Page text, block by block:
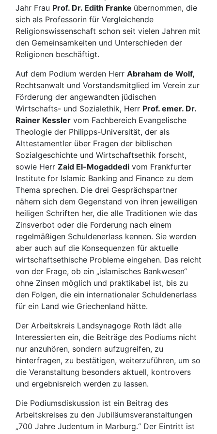
Jahr Frau Prof. Dr. Edith Franke übernommen, die
sich als Professorin für Vergleichende
Religionswissenschaft schon seit vielen Jahren mit
den Gemeinsamkeiten und Unterschieden der
Religionen beschäftigt.
Auf dem Podium werden Herr Abraham de Wolf,
Rechtsanwalt und Vorstandsmitglied im Verein zur
Förderung der angewandten jüdischen
Wirtschafts- und Sozialethik, Herr Prof. emer. Dr.
Rainer Kessler vom Fachbereich Evangelische
Theologie der Philipps-Universität, der als
Alttestamentler über Fragen der biblischen
Sozialgeschichte und Wirtschaftsethik forscht,
sowie Herr Zaid El-Mogaddedi vom Frankfurter
Institute for Islamic Banking and Finance zu dem
Thema sprechen. Die drei Gesprächspartner
nähern sich dem Gegenstand von ihren jeweiligen
heiligen Schriften her, die alle Traditionen wie das
Zinsverbot oder die Forderung nach einem
regelmäßigen Schuldenerlass kennen. Sie werden
aber auch auf die Konsequenzen für aktuelle
wirtschaftsethische Probleme eingehen. Das reicht
von der Frage, ob ein „islamisches Bankwesen“
ohne Zinsen möglich und praktikabel ist, bis zu
den Folgen, die ein internationaler Schuldenerlass
für ein Land wie Griechenland hätte.
Der Arbeitskreis Landsynagoge Roth lädt alle
Interessierten ein, die Beiträge des Podiums nicht
nur anzuhören, sondern aufzugreifen, zu
hinterfragen, zu bestätigen, weiterzuführen, um so
die Veranstaltung besonders aktuell, kontrovers
und ergebnisreich werden zu lassen.
Die Podiumsdiskussion ist ein Beitrag des
Arbeitskreises zu den Jubiläumsveranstaltungen
„700 Jahre Judentum in Marburg.“ Der Eintritt ist